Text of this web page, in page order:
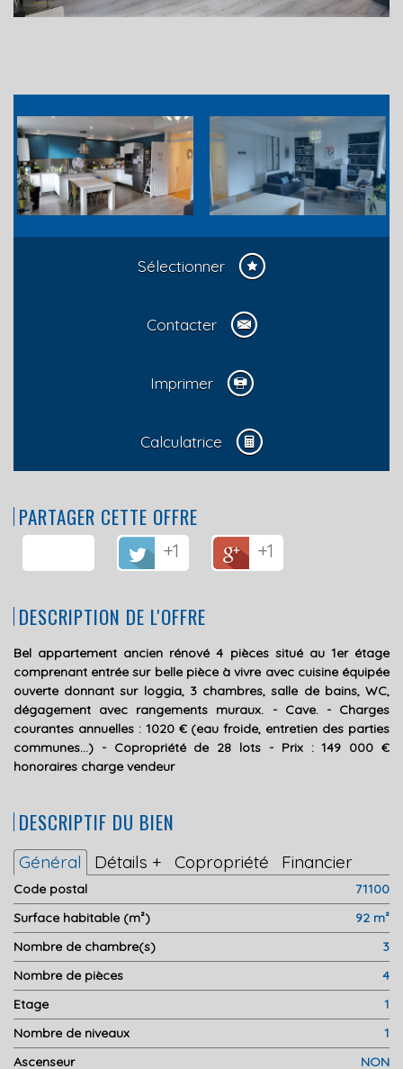
Sélectionner
Contacter
Imprimer
Calculatrice
PARTAGER CETTE OFFRE
+1 +1
DESCRIPTION DE L'OFFRE
Bel appartement ancien rénové 4 pièces situé au 1er étage
comprenant entrée sur belle pièce à vivre avec cuisine équipée
ouverte donnant sur loggia, 3 chambres, salle de bains, WC,
dégagement avec rangements muraux. - Cave. - Charges
courantes annuelles : 1020 € (eau froide, entretien des parties
communes...) - Copropriété de 28 lots - Prix : 149 000 €
honoraires charge vendeur
DESCRIPTIF DU BIEN
Général Détails + Copropriété Financier
Code postal
71100
Surface habitable (m²)
92 m²
Nombre de chambre(s)
3
Nombre de pièces
4
Etage
1
Nombre de niveaux
1
Ascenseur
NON